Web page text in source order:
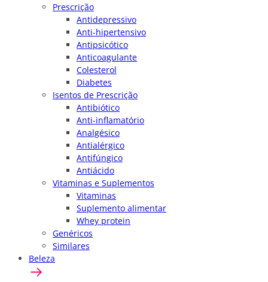
Prescrição
Antidepressivo
Anti-hipertensivo
Antipsicótico
Anticoagulante
Colesterol
Diabetes
Isentos de Prescrição
Antibiótico
Anti-inflamatório
Analgésico
Antialérgico
Antifúngico
Antiácido
Vitaminas e Suplementos
Vitaminas
Suplemento alimentar
Whey protein
Genéricos
Similares
Beleza